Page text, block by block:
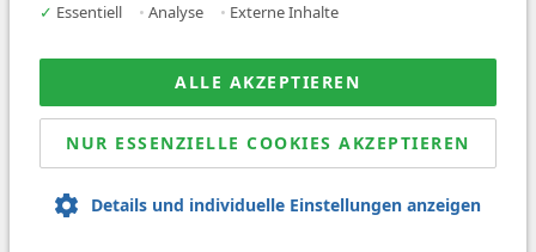
Über uns
News
© 2026 Sanovetis. All rights reserved.
✓ Essentiell • Analyse • Externe Inhalte
ALLE AKZEPTIEREN
NUR ESSENZIELLE COOKIES AKZEPTIEREN
Details und individuelle Einstellungen anzeigen